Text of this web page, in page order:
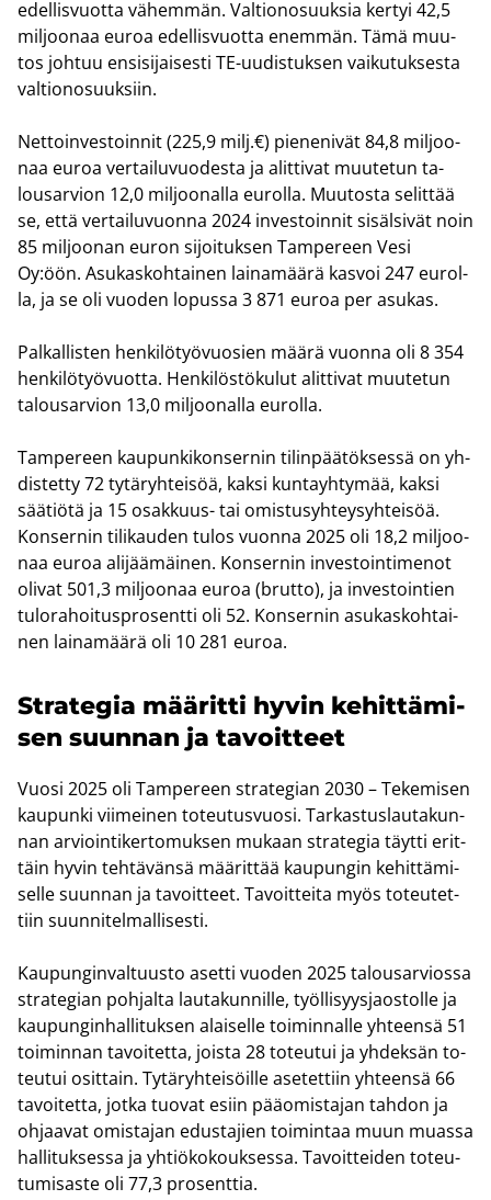
edel­lis­vuot­ta vä­hem­män. Val­tio­no­suuk­sia ker­tyi 42,5
mil­joo­naa euroa edel­lis­vuot­ta enem­män. Tämä muu­
tos joh­tuu en­si­si­jai­ses­ti TE-​uudistuksen vai­ku­tuk­ses­ta
val­tio­no­suuk­siin.
Net­toin­ves­toin­nit (225,9 milj.€) pie­ne­ni­vät 84,8 mil­joo­
naa euroa ver­tai­lu­vuo­des­ta ja alit­ti­vat muu­te­tun ta­
lous­ar­vion 12,0 mil­joo­nal­la eu­rol­la. Muu­tos­ta se­lit­tää
se, että ver­tai­lu­vuon­na 2024 in­ves­toin­nit si­säl­si­vät noin
85 mil­joo­nan euron si­joi­tuk­sen Tam­pe­reen Vesi
Oy:öön. Asu­kas­koh­tai­nen lai­na­mää­rä kas­voi 247 eu­rol­
la, ja se oli vuo­den lo­pus­sa 3 871 euroa per asu­kas.
Pal­kal­lis­ten hen­ki­lö­työ­vuo­sien määrä vuon­na oli 8 354
hen­ki­lö­työ­vuot­ta. Hen­ki­lös­tö­ku­lut alit­ti­vat muu­te­tun
ta­lous­ar­vion 13,0 mil­joo­nal­la eu­rol­la.
Tam­pe­reen kau­pun­ki­kon­ser­nin ti­lin­pää­tök­ses­sä on yh­
dis­tet­ty 72 ty­tä­ryh­tei­söä, kaksi kun­tayh­ty­mää, kaksi
sää­tiö­tä ja 15 osakkuus-​ tai omis­tusyh­tey­syh­tei­söä.
Kon­ser­nin ti­li­kau­den tulos vuon­na 2025 oli 18,2 mil­joo­
naa euroa ali­jää­mäi­nen. Kon­ser­nin in­ves­toin­ti­me­not
oli­vat 501,3 mil­joo­naa euroa (brut­to), ja in­ves­toin­tien
tu­lo­ra­hoi­tus­pro­sent­ti oli 52. Kon­ser­nin asu­kas­koh­tai­
nen lai­na­mää­rä oli 10 281 euroa.
Stra­te­gia mää­rit­ti hyvin ke­hit­tä­mi­
sen suun­nan ja ta­voit­teet
Vuosi 2025 oli Tam­pe­reen stra­te­gian 2030 – Te­ke­mi­sen
kau­pun­ki vii­mei­nen to­teu­tus­vuo­si. Tar­kas­tus­lau­ta­kun­
nan ar­vioin­ti­ker­to­muk­sen mu­kaan stra­te­gia täyt­ti erit­
täin hyvin teh­tä­vän­sä mää­rit­tää kau­pun­gin ke­hit­tä­mi­
sel­le suun­nan ja ta­voit­teet. Ta­voit­tei­ta myös to­teu­tet­
tiin suun­ni­tel­mal­li­ses­ti.
Kau­pun­gin­val­tuus­to aset­ti vuo­den 2025 ta­lous­ar­vios­sa
stra­te­gian poh­jal­ta lau­ta­kun­nil­le, työl­li­syys­jaos­tol­le ja
kau­pun­gin­hal­li­tuk­sen alai­sel­le toi­min­nal­le yh­teen­sä 51
toi­min­nan ta­voi­tet­ta, jois­ta 28 to­teu­tui ja yh­dek­sän to­
teu­tui osit­tain. Ty­tä­ryh­tei­söil­le ase­tet­tiin yh­teen­sä 66
ta­voi­tet­ta, jotka tuo­vat esiin pää­omis­ta­jan tah­don ja
oh­jaa­vat omis­ta­jan edus­ta­jien toi­min­taa muun muas­sa
hal­li­tuk­ses­sa ja yh­tiö­ko­kouk­ses­sa. Ta­voit­tei­den to­teu­
tu­mi­sas­te oli 77,3 pro­sent­tia.